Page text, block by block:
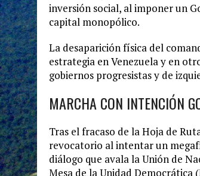
inversión social, al imponer un
capital monopólico.
La desaparición física del
estrategia en Venezuela y en
gobiernos progresistas y de
MARCHA CON INTENCIÓN
Tras el fracaso de la Hoja de
revocatorio al intentar un
diálogo que avala la Unión de
Mesa de la Unidad Democrática